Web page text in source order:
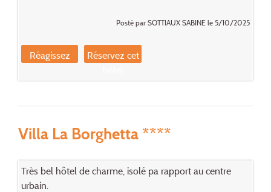
Posté par SOTTIAUX SABINE le 5/10/2025
Réagissez
Réservez cet
Villa La Borghetta ****
Très bel hôtel de charme, isolé pa rapport au centre
urbain.